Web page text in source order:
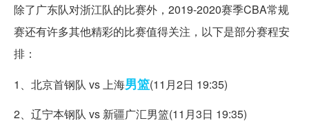
除了广东队对浙江队的比赛外，2019-2020赛季CBA常规
赛还有许多其他精彩的比赛值得关注，以下是部分赛程安
排：
1、北京首钢队 vs 上海男篮(11月2日 19:35)
2、辽宁本钢队 vs 新疆广汇男篮(11月3日 19:35)